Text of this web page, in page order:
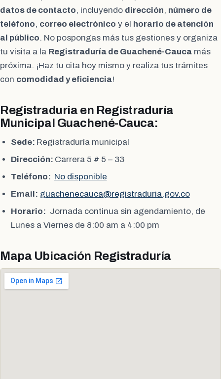
datos de contacto, incluyendo dirección, número de
teléfono, correo electrónico y el horario de atención
al público. No pospongas más tus gestiones y organiza
tu visita a la Registraduría de Guachené-Cauca más
próxima. ¡Haz tu cita hoy mismo y realiza tus trámites
con comodidad y eficiencia!
Registraduria en Registraduría
Municipal Guachené-Cauca:
Sede: Registraduría municipal
Dirección: Carrera 5 # 5 – 33
Teléfono: No disponible
Email: guachenecauca@registraduria.gov.co
Horario: Jornada continua sin agendamiento, de
Lunes a Viernes de 8:00 am a 4:00 pm
Mapa Ubicación Registraduría